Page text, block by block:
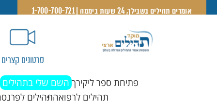
אומרים תהילים בשבילך, 24 שעות ביממה | 1-700-700-721
סרטונים קצרים
פתיחת ספר ליקירך השם שלי בתהילים
תהילים לרפואהתהילים